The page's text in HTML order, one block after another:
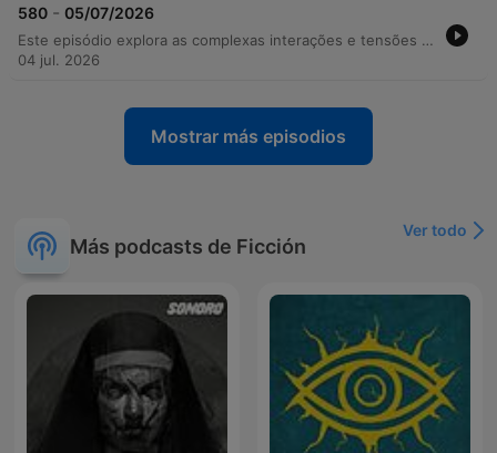
580 - 05/07/2026
Este episódio explora as complexas interações e tensões entre os personagens de The Archers, abrangendo desde conflitos profissionais na recepção e novos projetos de cosméticos na Bridge Farm até crises de gestão na Home Farm após a saída de Adam. As tramas envolvem discussões sobre responsabilidades familiares, o uso de tecnologia para bebês e os impactos da seca em eventos rurais. Além dos dramas cotidianos e confrontos emocionais sobre o futuro e a responsabilidade, o episódio aborda preparativos para eventos sociais, como despedidas de solteira, e momentos de reflexão sobre a evolução dos relacionamentos e o peso das decisões de gestão no campo.
04 jul. 2026
Mostrar más episodios
Más podcasts de Ficción
Ver todo